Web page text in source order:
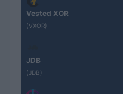
Vested XOR
(VXOR)
JDB
(JDB)